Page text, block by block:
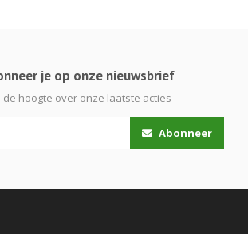
je op onze nieuwsbrief
de hoogte over onze laatste acties
Abonneer